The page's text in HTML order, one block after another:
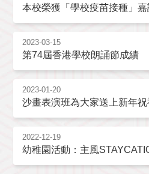
本校榮獲「學校疫苗接種」
2023-03-15
第74屆香港學校朗誦節成績
2023-01-20
沙畫表演班為大家送上新年祝
2022-12-19
幼稚園活動：主風